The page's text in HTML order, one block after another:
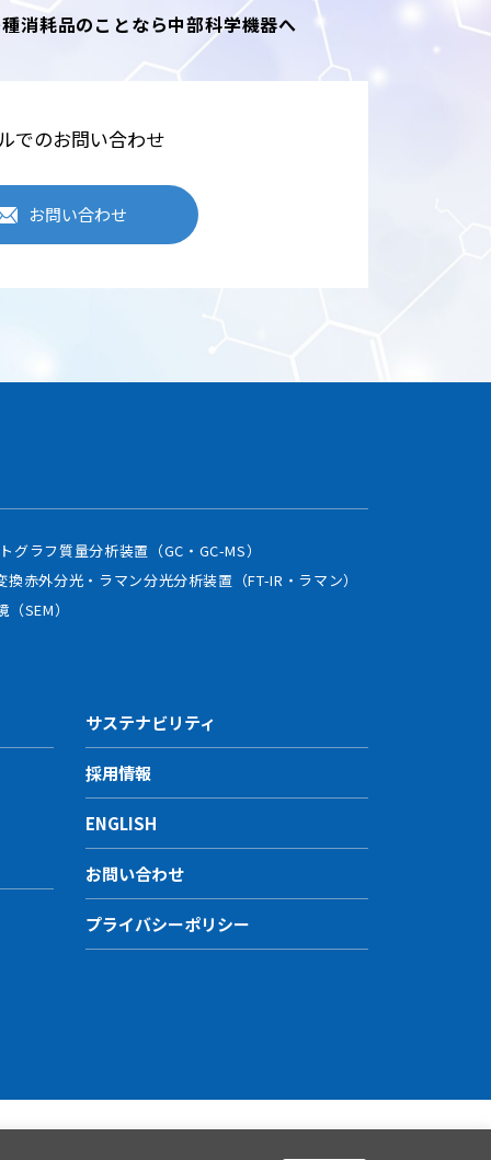
消耗品のことなら中部科学機器へ
でのお問い合わせ
お問い合わせ
グラフ質量分析装置（GC・GC-MS）
換赤外分光・ラマン分光分析装置（FT-IR・ラマン）
SEM）
サステナビリティ
採用情報
ENGLISH
お問い合わせ
プライバシーポリシー